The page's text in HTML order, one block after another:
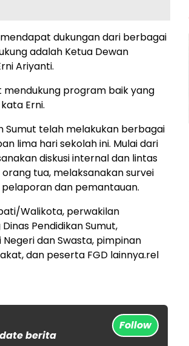
dukungan dari berbagai
adalah Ketua Dewan
Ariyanti.
mendukung program baik yang
Erni.
Sumut telah melakukan berbagai
lima hari sekolah ini. Mulai dari
diskusi internal dan lintas
orang tua, melaksanakan survei
dan pemantauan.
Walikota, perwakilan
Pendidikan Sumut,
dan Swasta, pimpinan
dan peserta FGD lainnya.rel
berita
Follow